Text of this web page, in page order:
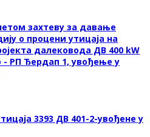
захтеву за давање
о процени утицаја на
далековода ДВ 400 kW
- РП Ђердап 1, увођење у
3393 ДВ 401-2-увођене у